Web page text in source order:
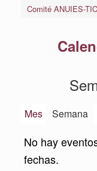
Comité ANUIES-TIC
Mes Semana
No hay
fechas.